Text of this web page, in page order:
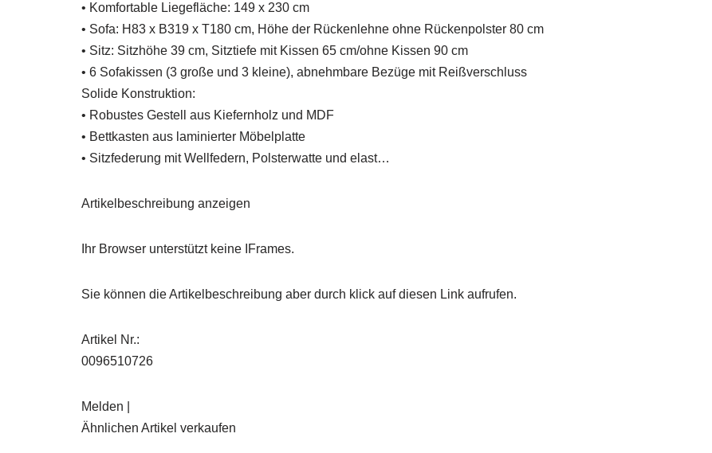
• Komfortable Liegefläche: 149 x 230 cm
• Sofa: H83 x B319 x T180 cm, Höhe der Rückenlehne ohne Rückenpolster 80 cm
• Sitz: Sitzhöhe 39 cm, Sitztiefe mit Kissen 65 cm/ohne Kissen 90 cm
• 6 Sofakissen (3 große und 3 kleine), abnehmbare Bezüge mit Reißverschluss
Solide Konstruktion:
• Robustes Gestell aus Kiefernholz und MDF
• Bettkasten aus laminierter Möbelplatte
• Sitzfederung mit Wellfedern, Polsterwatte und elast…
Artikelbeschreibung anzeigen
Ihr Browser unterstützt keine IFrames.
Sie können die Artikelbeschreibung aber durch klick auf diesen Link aufrufen.
Artikel Nr.:
0096510726
Melden |
Ähnlichen Artikel verkaufen